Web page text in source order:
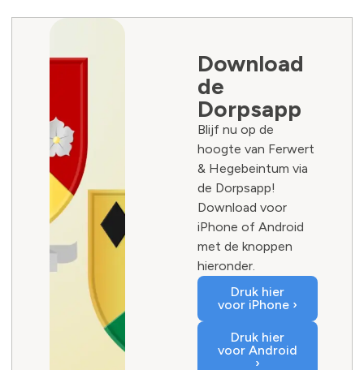
Download
de
Dorpsapp
Blijf nu op de
hoogte van Ferwert
& Hegebeintum via
de Dorpsapp!
Download voor
iPhone of Android
met de knoppen
hieronder.
Druk hier
voor iPhone ›
Druk hier
voor Android
›